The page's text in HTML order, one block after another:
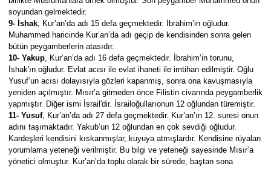
soyundan gelmektedir.
9- İshak , Kur’an’da adı 15 defa geçmektedir. İbrahim’in oğludur.
Muhammed haricinde Kur’an’da adı geçip de kendisinden sonra gelen
bütün peygamberlerin atasıdır.
10- Yakup , Kur’an’da adı 16 defa geçmektedir. İbrahim’in torunu,
İshak'ın oğludur. Evlat acısı ile evlat ihaneti ile imtihan edilmiştir. Oğlu
Yusuf’un acısı dolayısıyla gözleri kapanmış, sonra ona kavuşmasıyla
yeniden açılmıştır. Mısır’a gitmeden önce Filistin civarında peygamberlik
yapmıştır. Diğer ismi İsrail'dir. İsrailoğullarıonun 12 oğlundan türemiştir.
11- Yusuf, Kur’an’da adı 27 defa geçmektedir. Kur’an’ın 12. suresi onun
adını taşımaktadır. Yakub’un 12 oğlundan en çok sevdiği oğludur.
Kardeşleri kendisini kıskanmışlar, kuyuya atmışlardır. Kendisine rüyaları
yorumlama yeteneği verilmiştir. Bu bilgi ve yeteneği sayesinde Mısır’a
yönetici olmuştur. Kur’an’da toplu olarak bir sürede, baştan sona